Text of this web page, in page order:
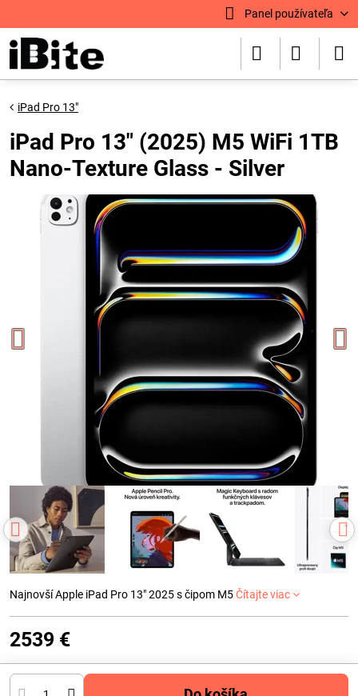
Panel používateľa
iPad Pro 13"
iPad Pro 13" (2025) M5 WiFi 1TB
Nano-Texture Glass - Silver
Najnovší Apple iPad Pro 13" 2025 s čipom M5Čítajte viac
2539 €